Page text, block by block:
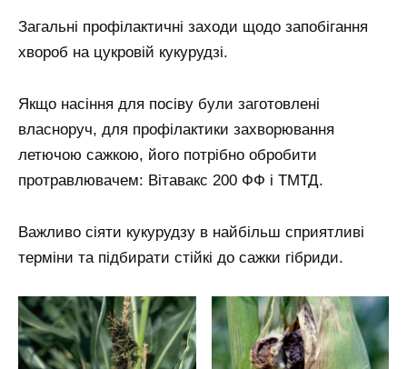
Загальні профілактичні заходи щодо запобігання
хвороб на цукровій кукурудзі.
Якщо насіння для посіву були заготовлені
власноруч, для профілактики захворювання
летючою сажкою, його потрібно обробити
протравлювачем: Вітавакс 200 ФФ і ТМТД.
Важливо сіяти кукурудзу в найбільш сприятливі
терміни та підбирати стійкі до сажки гібриди.